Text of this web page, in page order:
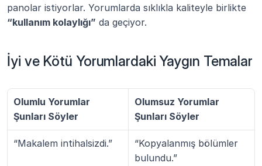
“kullanım kolaylığı” da geçiyor.
İyi ve Kötü Yorumlardaki Yaygın Temalar
Olumlu Yorumlar
Şunları Söyler
Olumsuz Yorumlar
Şunları Söyler
“Makalem intihalsizdi.”
“Kopyalanmış bölümler
bulundu.”